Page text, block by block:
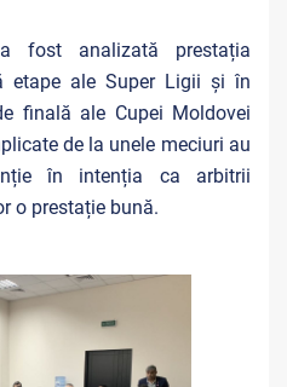
fost analizată prestația
etape ale Super Ligii și în
finală ale Cupei Moldovei
de la unele meciuri au
în intenția ca arbitrii
o prestație bună.